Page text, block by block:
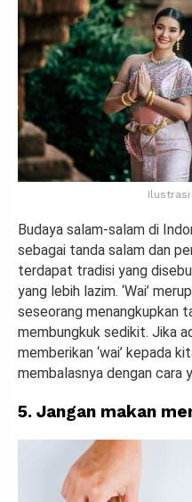
Budaya salam-salam di
sebagai tanda salam dan
terdapat tradisi yang
yang lebih lazim. ‘Wai’
seseorang menangkupkan
membungkuk sedikit. Jika
memberikan ‘wai’ kepada
membalasnya dengan cara
5. Jangan makan